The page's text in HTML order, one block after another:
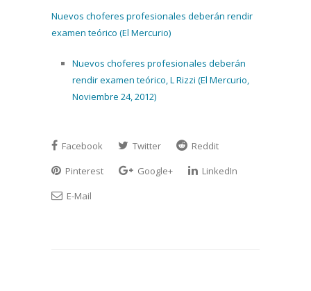
Nuevos choferes profesionales deberán rendir
examen teórico (El Mercurio)
Nuevos choferes profesionales deberán
rendir examen teórico, L Rizzi (El Mercurio,
Noviembre 24, 2012)
Facebook Twitter
Reddit
Pinterest
Google+
LinkedIn
E-Mail